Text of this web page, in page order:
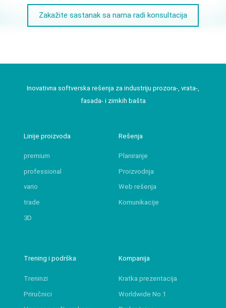
Zakažite sastanak sa nama radi konsultacija
Inovativna softverska rešenja za industriju prozora-, vrata-,
fasada- i zimkih bašta
Linije proizvoda
premium
professional
vario
trade
3D
Rešenja
Planiranje
Proizvodnja
Web rešenja
Komunikacije
Trening i podrška
Treninzi
Priručnici
Kompanija
Kratka prezentacija
Worldwide No.1